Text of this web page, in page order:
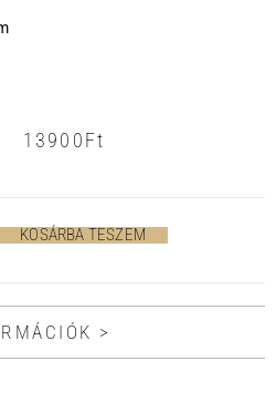
13900Ft
KOSÁRBA TESZEM
>